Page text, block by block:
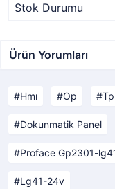
Stok Durumu
Ürün Yorumları
Hmı Op Tp
Dokunmatik Panel
Proface Gp2301-
Lg41-24v